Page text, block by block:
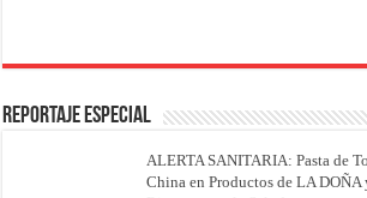
REPORTAJE ESPECIAL
ALERTA SANITARIA: Pasta de
China en Productos de LA DOÑA